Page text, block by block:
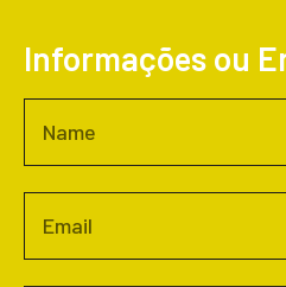
Informações ou